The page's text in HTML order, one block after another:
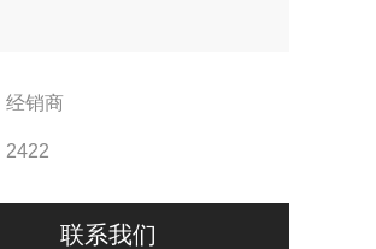
经销商
2422
联系我们